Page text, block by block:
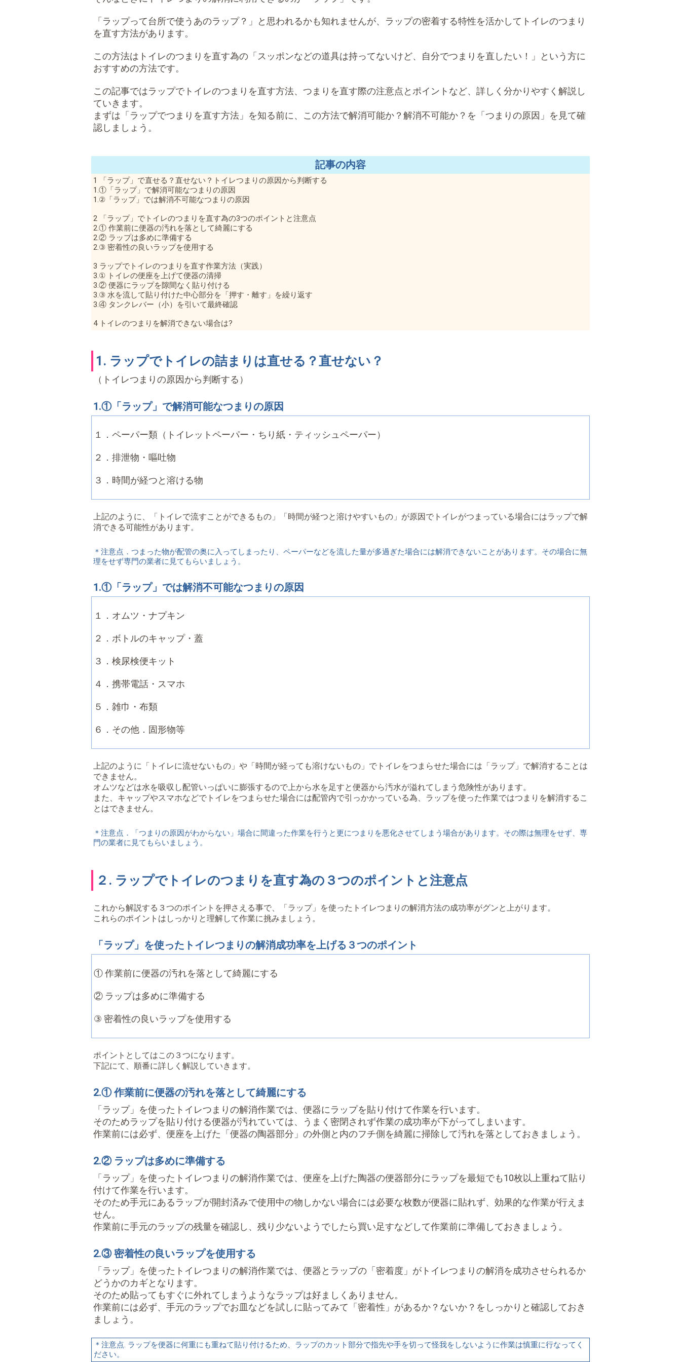
「ラップって台所で使うあのラップ？」と思われるかも知れませんが、ラップの密着する特性を活かしてトイレのつまり
を直す方法があります。
この方法はトイレのつまりを直す為の「スッポンなどの道具は持ってないけど、自分でつまりを直したい！」という方に
おすすめの方法です。
この記事ではラップでトイレのつまりを直す方法、つまりを直す際の注意点とポイントなど、詳しく分かりやすく解説し
ていきます。
まずは「ラップでつまりを直す方法」を知る前に、この方法で解消可能か？解消不可能か？を「つまりの原因」を見て確
認しましょう。
記事の内容
1 「ラップ」で直せる？直せない？トイレつまりの原因から判断する
1.①「ラップ」で解消可能なつまりの原因
1.②「ラップ」では解消不可能なつまりの原因
2 「ラップ」でトイレのつまりを直す為の3つのポイントと注意点
2.① 作業前に便器の汚れを落として綺麗にする
2.② ラップは多めに準備する
2.③ 密着性の良いラップを使用する
3 ラップでトイレのつまりを直す作業方法（実践）
3.① トイレの便座を上げて便器の清掃
3.② 便器にラップを隙間なく貼り付ける
3.③ 水を流して貼り付けた中心部分を「押す・離す」を繰り返す
3.④ タンクレバー（小）を引いて最終確認
4 トイレのつまりを解消できない場合は?
1. ラップでトイレの詰まりは直せる？直せない？
（トイレつまりの原因から判断する）
1.①「ラップ」で解消可能なつまりの原因
１．ペーパー類（トイレットペーパー・ちり紙・ティッシュペーパー）
２．排泄物・嘔吐物
３．時間が経つと溶ける物
上記のように、「トイレで流すことができるもの」「時間が経つと溶けやすいもの」が原因でトイレがつまっている場合にはラップで解
消できる可能性があります。
＊注意点．つまった物が配管の奥に入ってしまったり、ペーパーなどを流した量が多過ぎた場合には解消できないことがあります。その場合に無
理をせず専門の業者に見てもらいましょう。
1.①「ラップ」では解消不可能なつまりの原因
１．オムツ・ナプキン
２．ボトルのキャップ・蓋
３．検尿検便キット
４．携帯電話・スマホ
５．雑巾・布類
６．その他．固形物等
上記のように「トイレに流せないもの」や「時間が経っても溶けないもの」でトイレをつまらせた場合には「ラップ」で解消することは
できません。
オムツなどは水を吸収し配管いっぱいに膨張するので上から水を足すと便器から汚水が溢れてしまう危険性があります。
また、キャップやスマホなどでトイレをつまらせた場合には配管内で引っかかっている為、ラップを使った作業ではつまりを解消するこ
とはできません。
＊注意点．「つまりの原因がわからない」場合に間違った作業を行うと更につまりを悪化させてしまう場合があります。その際は無理をせず、専
門の業者に見てもらいましょう。
２. ラップでトイレのつまりを直す為の３つのポイントと注意点
これから解説する３つのポイントを押さえる事で、「ラップ」を使ったトイレつまりの解消方法の成功率がグンと上がります。
これらのポイントはしっかりと理解して作業に挑みましょう。
「ラップ」を使ったトイレつまりの解消成功率を上げる３つのポイント
① 作業前に便器の汚れを落として綺麗にする
② ラップは多めに準備する
③ 密着性の良いラップを使用する
ポイントとしてはこの３つになります。
下記にて、順番に詳しく解説していきます。
2.① 作業前に便器の汚れを落として綺麗にする
「ラップ」を使ったトイレつまりの解消作業では、便器にラップを貼り付けて作業を行います。
そのためラップを貼り付ける便器が汚れていては、うまく密閉されず作業の成功率が下がってしまいます。
作業前には必ず、便座を上げた「便器の陶器部分」の外側と内のフチ側を綺麗に掃除して汚れを落としておきましょう。
2.② ラップは多めに準備する
「ラップ」を使ったトイレつまりの解消作業では、便座を上げた陶器の便器部分にラップを最短でも10枚以上重ねて貼り
付けて作業を行います。
そのため手元にあるラップが開封済みで使用中の物しかない場合には必要な枚数が便器に貼れず、効果的な作業が行えま
せん。
作業前に手元のラップの残量を確認し、残り少ないようでしたら買い足すなどして作業前に準備しておきましょう。
2.③ 密着性の良いラップを使用する
「ラップ」を使ったトイレつまりの解消作業では、便器とラップの「密着度」がトイレつまりの解消を成功させられるか
どうかのカギとなります。
そのため貼ってもすぐに外れてしまうようなラップは好ましくありません。
作業前には必ず、手元のラップでお皿などを試しに貼ってみて「密着性」があるか？ないか？をしっかりと確認しておき
ましょう。
＊注意点. ラップを便器に何重にも重ねて貼り付けるため、ラップのカット部分で指先や手を切って怪我をしないように作業は慎重に行なってく
ださい。